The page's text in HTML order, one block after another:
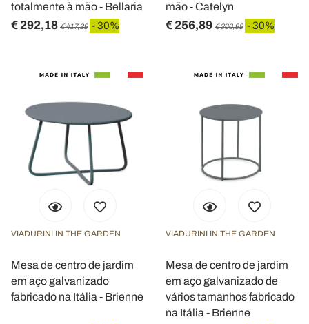
totalmente à mão - Bellaria
€ 292,18 € 417,39 - 30%
mão - Catelyn
€ 256,89 € 366,98 - 30%
VIADURINI IN THE GARDEN
Mesa de centro de jardim
em aço galvanizado
fabricado na Itália - Brienne
VIADURINI IN THE GARDEN
Mesa de centro de jardim
em aço galvanizado de
vários tamanhos fabricado
na Itália - Brienne